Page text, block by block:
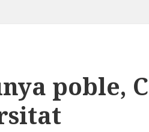
poble,